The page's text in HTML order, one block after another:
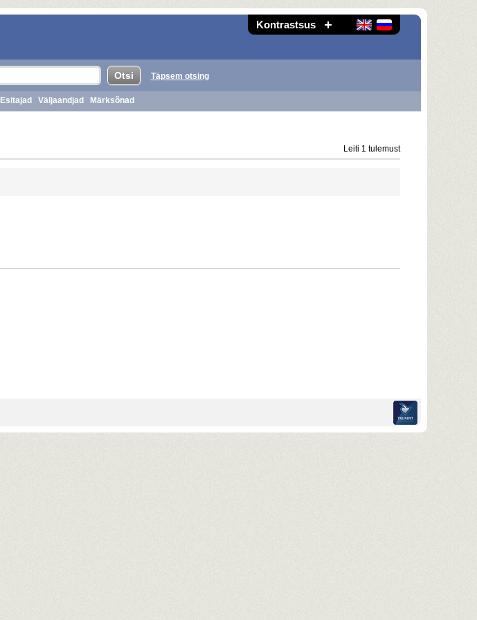
Kontrastsus
Täpsem otsing
Esitajad Väljaandjad Märksõnad
Leiti 1 tulemust